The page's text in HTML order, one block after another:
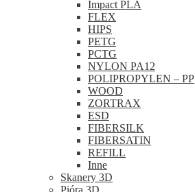
Impact PLA
FLEX
HIPS
PETG
PCTG
NYLON PA12
POLIPROPYLEN – PP
WOOD
ZORTRAX
ESD
FIBERSILK
FIBERSATIN
REFILL
Inne
Skanery 3D
Pióra 3D